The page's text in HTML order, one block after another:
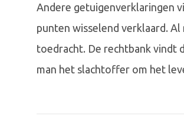
Andere getuigenverklaringen
punten wisselend verklaard.
toedracht. De rechtbank vindt
man het slachtoffer om het